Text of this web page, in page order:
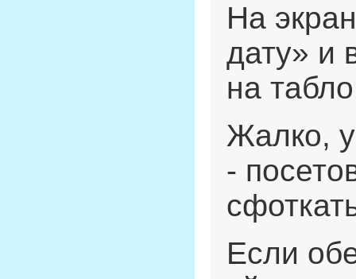
На
дату» и
на
Жалко,
-
Если